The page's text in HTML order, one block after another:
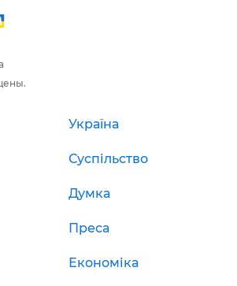
Україна
Суспільство
Думка
Преса
Економіка